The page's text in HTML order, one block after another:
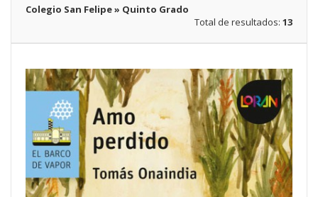
Colegio San Felipe » Quinto Grado
Total de resultados: 13